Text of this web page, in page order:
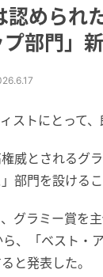
認められ
部門」
ストにとって
威とされるグ
部門を設ける
グラミー賞を
、「ベスト・
と発表した。